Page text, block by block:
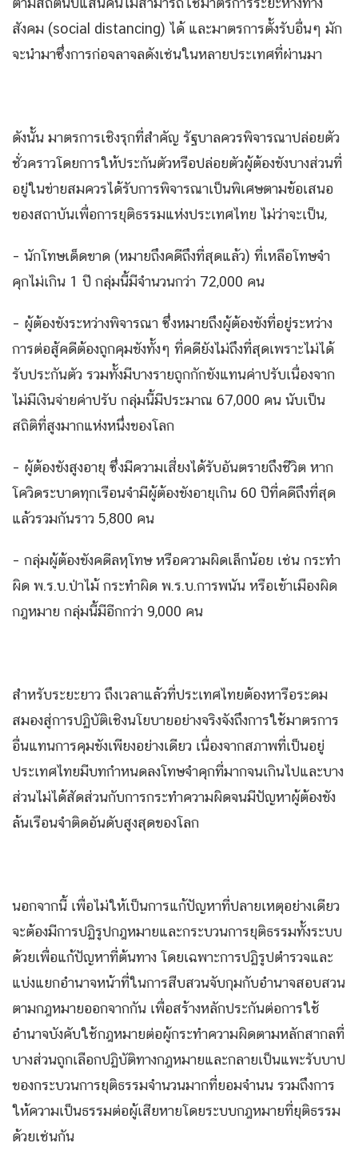
สังคม (social distancing) ได้ และมาตรการตั้งรับอื่นๆ มัก
จะนำมาซึ่งการก่อจลาจลดังเช่นในหลายประเทศที่ผ่านมา
ดังนั้น มาตรการเชิงรุกที่สำคัญ รัฐบาลควรพิจารณาปล่อยตัว
ชั่วคราวโดยการให้ประกันตัวหรือปล่อยตัวผู้ต้องขังบางส่วนที่
อยู่ในข่ายสมควรได้รับการพิจารณาเป็นพิเศษตามข้อเสนอ
ของสถาบันเพื่อการยุติธรรมแห่งประเทศไทย ไม่ว่าจะเป็น,
– นักโทษเด็ดขาด (หมายถึงคดีถึงที่สุดแล้ว) ที่เหลือโทษจำ
คุกไม่เกิน 1 ปี กลุ่มนี้มีจำนวนกว่า 72,000 คน
– ผู้ต้องขังระหว่างพิจารณา ซึ่งหมายถึงผู้ต้องขังที่อยู่ระหว่าง
การต่อสู้คดีต้องถูกคุมขังทั้งๆ ที่คดียังไม่ถึงที่สุดเพราะไม่ได้
รับประกันตัว รวมทั้งมีบางรายถูกกักขังแทนค่าปรับเนื่องจาก
ไม่มีเงินจ่ายค่าปรับ กลุ่มนี้มีประมาณ 67,000 คน นับเป็น
สถิติที่สูงมากแห่งหนึ่งของโลก
– ผู้ต้องขังสูงอายุ ซึ่งมีความเสี่ยงได้รับอันตรายถึงชีวิต หาก
โควิดระบาดทุกเรือนจำมีผู้ต้องขังอายุเกิน 60 ปีที่คดีถึงที่สุด
แล้วรวมกันราว 5,800 คน
– กลุ่มผู้ต้องขังคดีลหุโทษ หรือความผิดเล็กน้อย เช่น กระทำ
ผิด พ.ร.บ.ป่าไม้ กระทำผิด พ.ร.บ.การพนัน หรือเข้าเมืองผิด
กฎหมาย กลุ่มนี้มีอีกกว่า 9,000 คน
สำหรับระยะยาว ถึงเวลาแล้วที่ประเทศไทยต้องหารือระดม
สมองสู่การปฏิบัติเชิงนโยบายอย่างจริงจังถึงการใช้มาตรการ
อื่นแทนการคุมขังเพียงอย่างเดียว เนื่องจากสภาพที่เป็นอยู่
ประเทศไทยมีบทกำหนดลงโทษจำคุกที่มากจนเกินไปและบาง
ส่วนไม่ได้สัดส่วนกับการกระทำความผิดจนมีปัญหาผู้ต้องขัง
ล้นเรือนจำติดอันดับสูงสุดของโลก
นอกจากนี้ เพื่อไม่ให้เป็นการแก้ปัญหาที่ปลายเหตุอย่างเดียว
จะต้องมีการปฏิรูปกฎหมายและกระบวนการยุติธรรมทั้งระบบ
ด้วยเพื่อแก้ปัญหาที่ต้นทาง โดยเฉพาะการปฏิรูปตำรวจและ
แบ่งแยกอำนาจหน้าที่ในการสืบสวนจับกุมกับอำนาจสอบสวน
ตามกฎหมายออกจากกัน เพื่อสร้างหลักประกันต่อการใช้
อำนาจบังคับใช้กฎหมายต่อผู้กระทำความผิดตามหลักสากลที่
บางส่วนถูกเลือกปฏิบัติทางกฎหมายและกลายเป็นแพะรับบาป
ของกระบวนการยุติธรรมจำนวนมากที่ยอมจำนน รวมถึงการ
ให้ความเป็นธรรมต่อผู้เสียหายโดยระบบกฎหมายที่ยุติธรรม
ด้วยเช่นกัน